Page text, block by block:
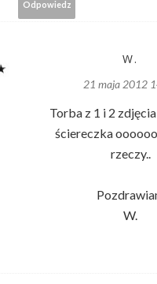
Odpowiedz
W.
21 maja 2012
Torba z 1 i 2
ściereczka
rzeczy..
W.